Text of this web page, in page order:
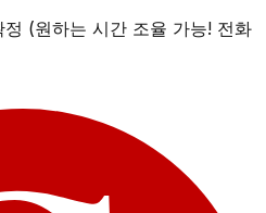
(원하는 시간 조율 가능! 전화